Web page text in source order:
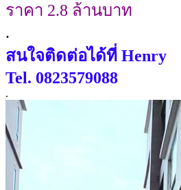
ราคา 2.8 ล้านบาท
.
สนใจติดต่อได้ที่ Henry
Tel. 0823579088
.